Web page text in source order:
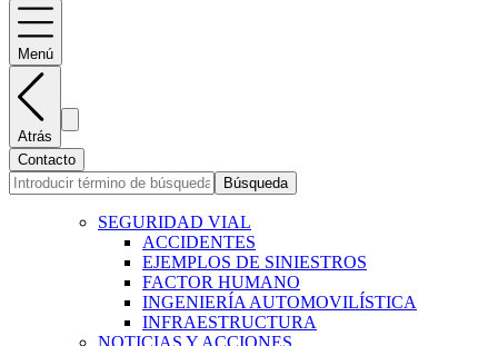
Menú
Atrás
Contacto
Búsqueda
SEGURIDAD VIAL
ACCIDENTES
EJEMPLOS DE SINIESTROS
FACTOR HUMANO
INGENIERÍA AUTOMOVILÍSTICA
INFRAESTRUCTURA
NOTICIAS Y ACCIONES